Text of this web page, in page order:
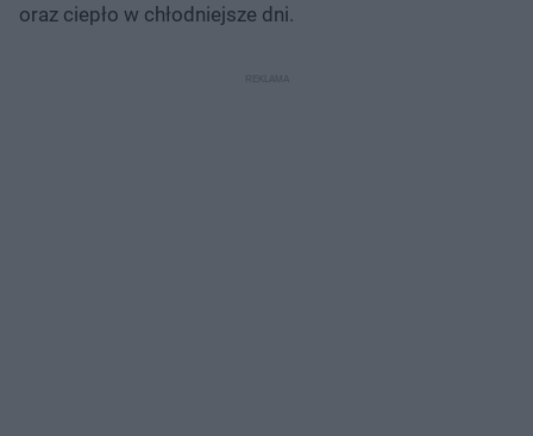
oraz ciepło w chłodniejsze dni.